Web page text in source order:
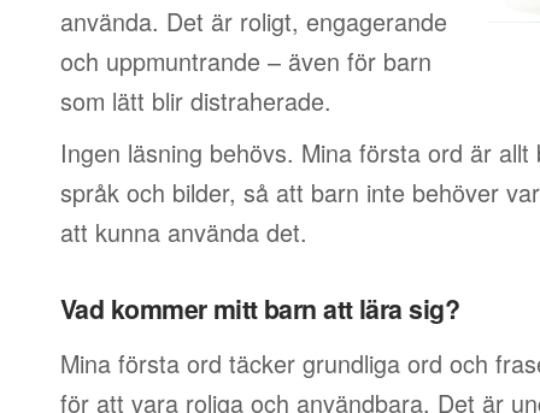
använda. Det är roligt, engagerande
och uppmuntrande – även för barn
som lätt blir distraherade.
Ingen läsning behövs. Mina första ord är
språk och bilder, så att barn inte behöver
att kunna använda det.
Vad kommer mitt barn att lära sig?
Mina första ord täcker grundliga ord och
för att vara roliga och användbara. Det är